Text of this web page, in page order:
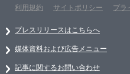
利用規約
サイトポリシー プラ
プレスリリースはこちらへ
媒体資料および広告メニュー
記事に関するお問い合わせ